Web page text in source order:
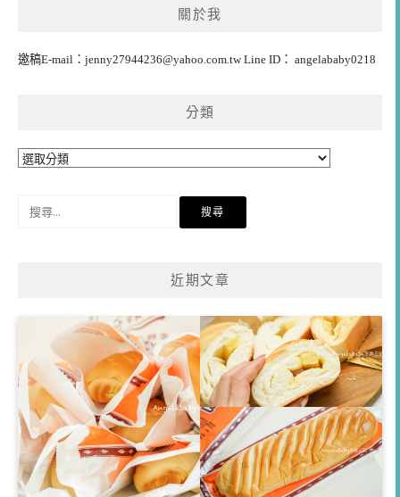
關於我
邀稿E-mail： jenny27944236@yahoo.com.twLine ID： angelababy0218
分類
分
近期文章